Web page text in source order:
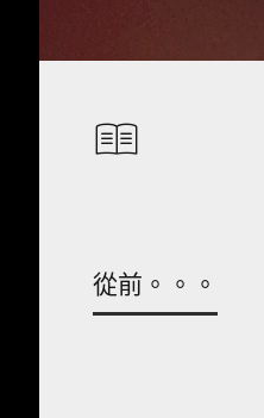
從前。。。